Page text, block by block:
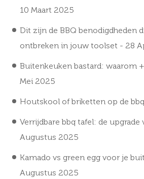
10 Maart 2025
Dit zijn de BBQ benodigdheden
ontbreken in jouw toolset - 28
Buitenkeuken bastard: waarom
Mei 2025
Houtskool of briketten op de
Verrijdbare bbq tafel: de
Augustus 2025
Kamado vs green egg voor je
Augustus 2025